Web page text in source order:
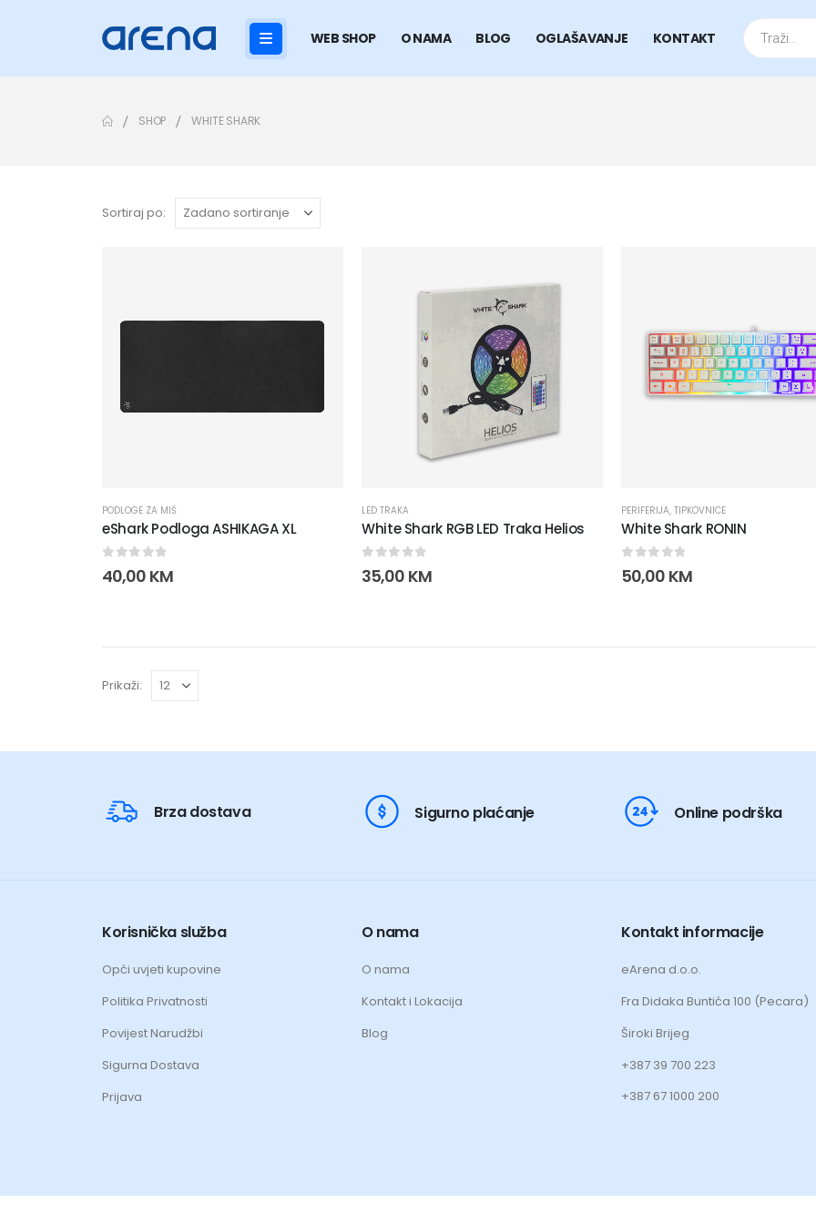
WEB SHOP O NAMA BLOG OGLAŠAVANJE KONTAKT
Products
search
SHOP WHITE SHARK
Sortiraj po:
PODLOGE ZA MIŠ
eShark Podloga ASHIKAGA XL
out of 5
40,00 KM
LED TRAKA
White Shark RGB LED Traka Helios
0 out of 5
35,00 KM
PERIFERIJA, TIPKOVNICE
White Shark RONIN
0out of 5
50,00 KM
Prikaži:
Brza dostava Sigurno plaćanje Online podrška
Korisnička služba
Opći uvjeti kupovine
Politika Privatnosti
Povijest Narudžbi
Sigurna Dostava
Prijava
O nama
O nama
Kontakt i Lokacija
Blog
Kontakt informacije
eArena d.o.o.
Fra Didaka Buntića 100 (Pecara)
Široki Brijeg
+387 39 700 223
+387 67 1000 200